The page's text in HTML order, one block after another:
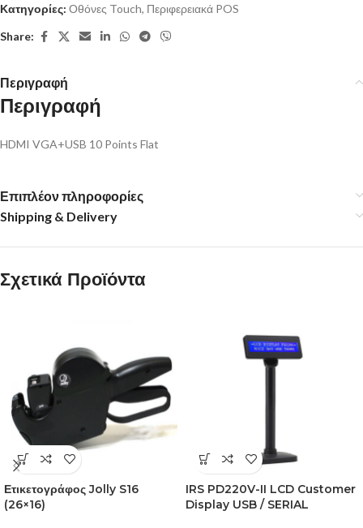
Κατηγορίες: Οθόνες Touch, Περιφερειακά POS
Share:
Περιγραφή
Περιγραφή
HDMI VGA+USB 10 Points Flat
Επιπλέον πληροφορίες
Shipping & Delivery
Σχετικά Προϊόντα
Ετικετογράφος Jolly S16
(26×16)
IRS PD220V-II LCD Customer
Display USB / SERIAL